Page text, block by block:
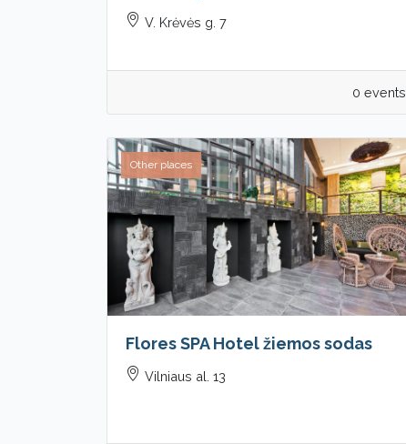
V. Krėvės g. 7
0 events
Other places
Flores SPA Hotel žiemos sodas
Vilniaus al. 13